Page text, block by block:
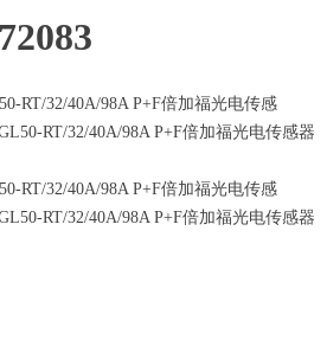
RT/32/40A/98A P+F倍加福光电传感
RT/32/40A/98A P+F倍加福光电传感器
RT/32/40A/98A P+F倍加福光电传感
RT/32/40A/98A P+F倍加福光电传感器